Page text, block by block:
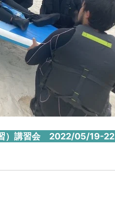
）講習会 2022/05/19-22